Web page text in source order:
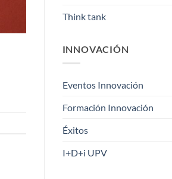
Think tank
INNOVACIÓN
Eventos Innovación
Formación Innovación
Éxitos
I+D+i UPV